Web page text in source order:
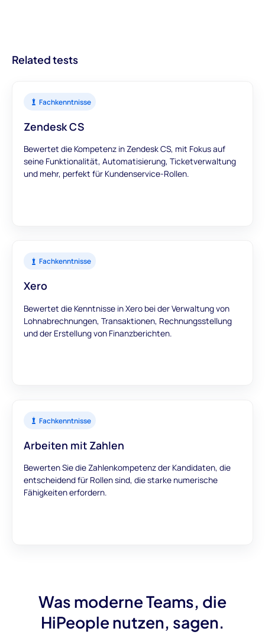
Einstellungsentscheidungen zu unterstützen.
Related tests
Fachkenntnisse
Zendesk CS
Bewertet die Kompetenz in Zendesk CS, mit Fokus auf
seine Funktionalität, Automatisierung, Ticketverwaltung
und mehr, perfekt für Kundenservice-Rollen.
Fachkenntnisse
Xero
Bewertet die Kenntnisse in Xero bei der Verwaltung von
Lohnabrechnungen, Transaktionen, Rechnungsstellung
und der Erstellung von Finanzberichten.
Fachkenntnisse
Arbeiten mit Zahlen
Bewerten Sie die Zahlenkompetenz der Kandidaten, die
entscheidend für Rollen sind, die starke numerische
Fähigkeiten erfordern.
Was moderne Teams, die
HiPeople nutzen, sagen.